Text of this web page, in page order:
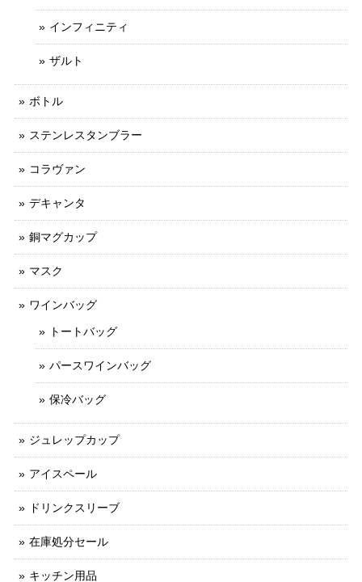
インフィニティ
ザルト
ボトル
ステンレスタンブラー
コラヴァン
デキャンタ
銅マグカップ
マスク
ワインバッグ
トートバッグ
パースワインバッグ
保冷バッグ
ジュレップカップ
アイスペール
ドリンクスリーブ
在庫処分セール
キッチン用品